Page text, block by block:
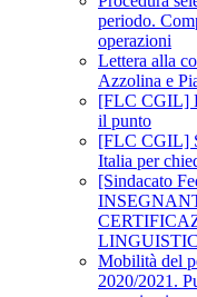
periodo.
operazioni
Lettera alla
Azzolina e
[FLC CGIL]
il punto
[FLC CGIL]
Italia per
[Sindacato
Mobilità del
2020/2021.